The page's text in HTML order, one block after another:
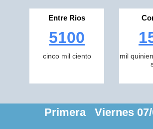
Entre Rios
5100
cinco mil ciento
mil
Primera Viernes 07/